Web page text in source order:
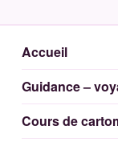
au
contenu
principal
DAIVAH
Accueil
Guidance –
Cours de